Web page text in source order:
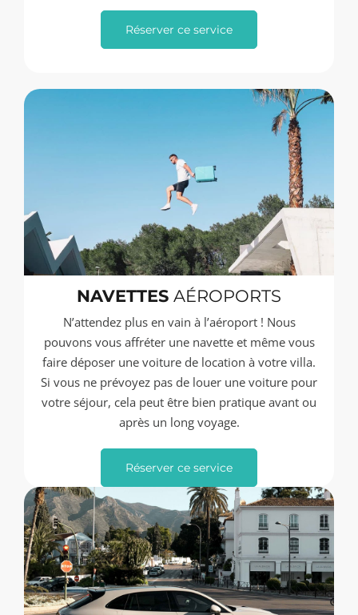
Réserver ce service
NAVETTES AÉROPORTS
N’attendez plus en vain à l’aéroport ! Nous
pouvons vous affréter une navette et même vous
faire déposer une voiture de location à votre villa.
Si vous ne prévoyez pas de louer une voiture pour
votre séjour, cela peut être bien pratique avant ou
après un long voyage.
Réserver ce service